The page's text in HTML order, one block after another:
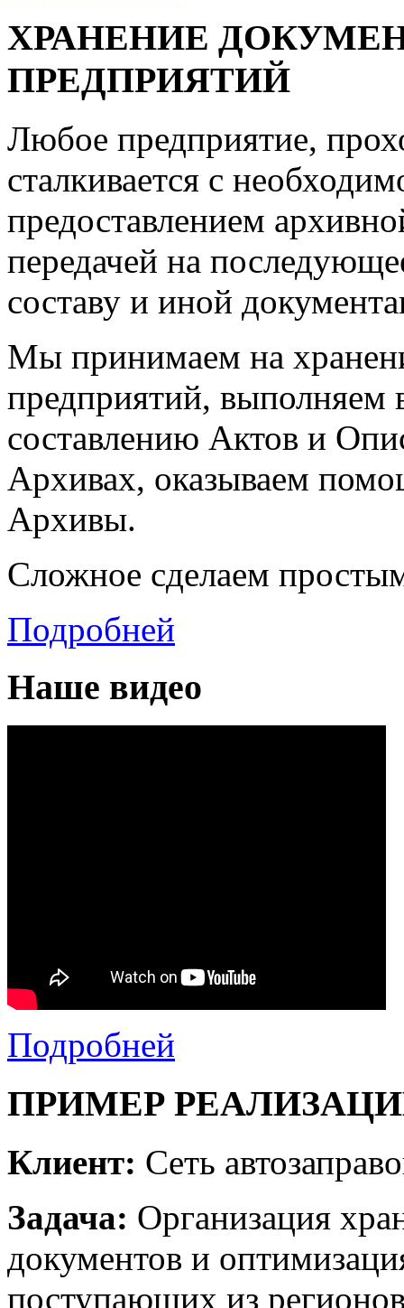
ХРАНЕНИЕ
ПРЕДПРИЯТИЙ
Любое предприятие,
сталкивается с
предоставлением
передачей на
составу и иной
Мы принимаем на
предприятий, выполняем
составлению Актов и
Архивах, оказываем
Архивы.
Сложное сделаем
Подробней
Наше видео
Подробней
ПРИМЕР
Клиент: Сеть
Задача: Организация
документов и
поступающих из